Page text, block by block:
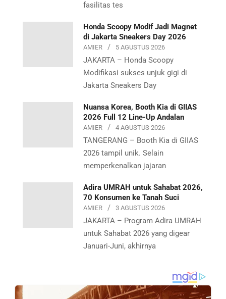
fasilitas tes
Honda Scoopy Modif Jadi Magnet
di Jakarta Sneakers Day 2026
AMIER 5 AGUSTUS 2026
JAKARTA – Honda Scoopy
Modifikasi sukses unjuk gigi di
Jakarta Sneakers Day
Nuansa Korea, Booth Kia di GIIAS
2026 Full 12 Line-Up Andalan
AMIER 4 AGUSTUS 2026
TANGERANG – Booth Kia di GIIAS
2026 tampil unik. Selain
memperkenalkan jajaran
Adira UMRAH untuk Sahabat 2026,
70 Konsumen ke Tanah Suci
AMIER 3 AGUSTUS 2026
JAKARTA – Program Adira UMRAH
untuk Sahabat 2026 yang digear
Januari-Juni, akhirnya